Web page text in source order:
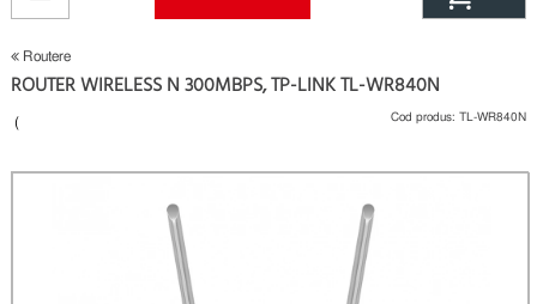
Routere
ROUTER WIRELESS N 300MBPS, TP-LINK TL-WR840N
(
Cod produs: TL-WR840N